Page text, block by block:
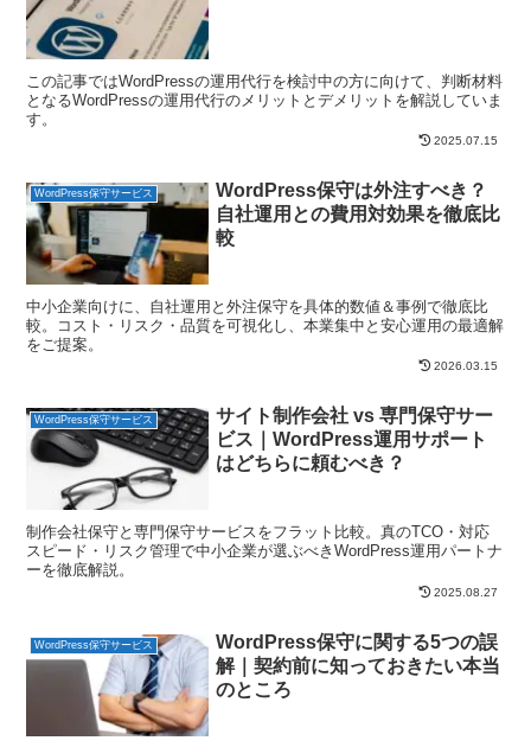
この記事ではWordPressの運用代行を検討中の方に向けて、判断材料
となるWordPressの運用代行のメリットとデメリットを解説していま
す。
2025.07.15
WordPress保守サービス
WordPress保守は外注すべき？
自社運用との費用対効果を徹底比
較
中小企業向けに、自社運用と外注保守を具体的数値＆事例で徹底比
較。コスト・リスク・品質を可視化し、本業集中と安心運用の最適解
をご提案。
2026.03.15
WordPress保守サービス
サイト制作会社 vs 専門保守サー
ビス｜WordPress運用サポート
はどちらに頼むべき？
制作会社保守と専門保守サービスをフラット比較。真のTCO・対応
スピード・リスク管理で中小企業が選ぶべきWordPress運用パートナ
ーを徹底解説。
2025.08.27
WordPress保守サービス
WordPress保守に関する5つの誤
解｜契約前に知っておきたい本当
のところ